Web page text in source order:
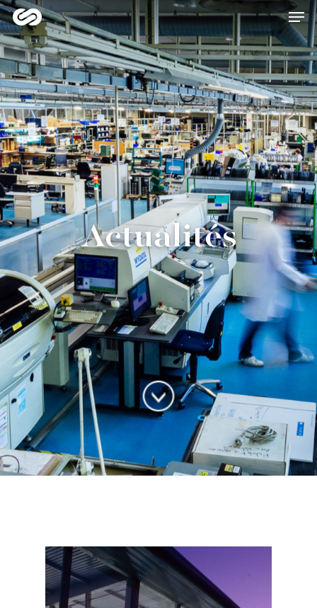
Hit enter to search or ESC to close